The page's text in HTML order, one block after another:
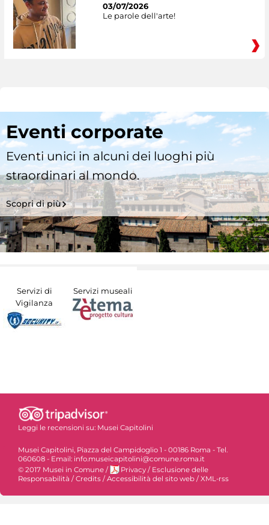
03/07/2026
Le parole dell'arte!
Eventi corporate
Eventi unici in alcuni dei luoghi più
straordinari al mondo.
Scopri di più
Servizi di
Vigilanza
Servizi museali
Leggi le recensioni su: Musei Capitolini
Musei Capitolini, Piazza del Campidoglio 1 - 00186 Roma - Tel.
060608 - Email: info.museicapitolini@comune.roma.it
© 2017 Musei in Comune / Privacy / Esclusione delle
Responsabilità / Credits / Accessibilità del sito web / XML-rss